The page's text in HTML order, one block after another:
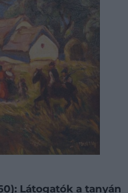
Látogatók a tanyán